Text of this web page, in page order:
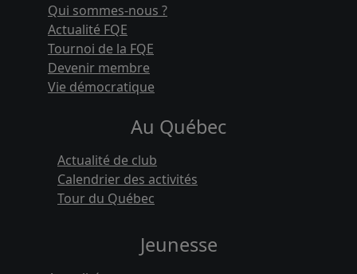
Qui sommes-nous ?
Actualité FQE
Tournoi de la FQE
Devenir membre
Vie démocratique
Au Québec
Actualité de club
Calendrier des activités
Tour du Québec
Jeunesse